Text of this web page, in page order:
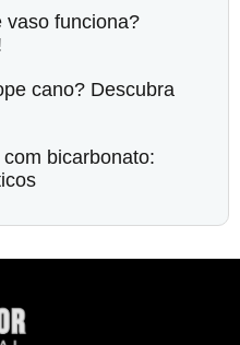
vaso funciona?
cano? Descubra
bicarbonato: